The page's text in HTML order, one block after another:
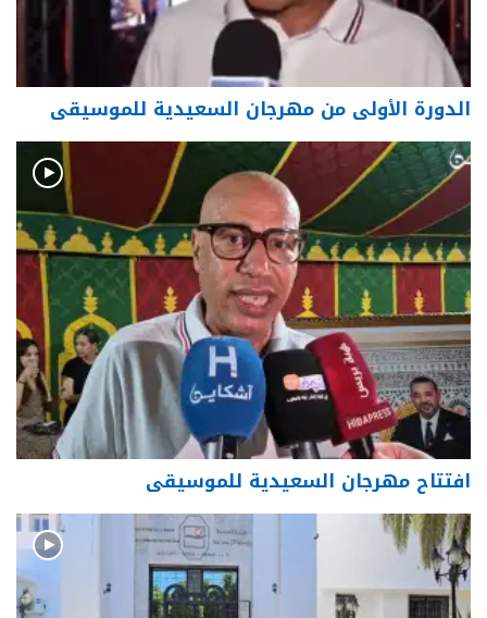
الدورة الأولى من مهرجان السعيدية للموسيقى
افتتاح مهرجان السعيدية للموسيقى